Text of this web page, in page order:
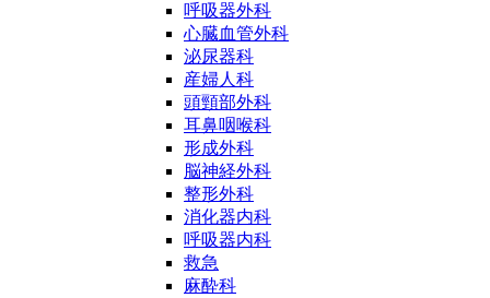
呼吸器外科
心臓血管外科
泌尿器科
産婦人科
頭頸部外科
耳鼻咽喉科
形成外科
脳神経外科
整形外科
消化器内科
呼吸器内科
救急
麻酔科